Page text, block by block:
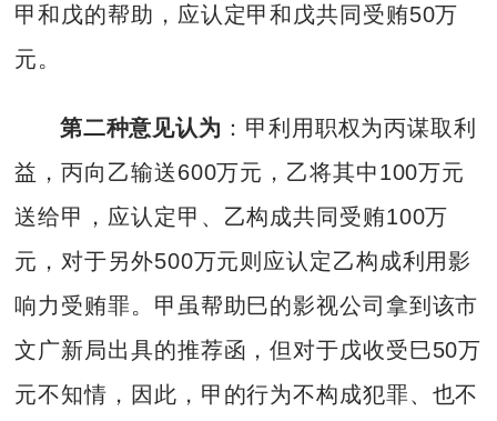
甲和戊的帮助，应认定甲和戊共同受贿50万
元。
第二种意见认为 ：甲利用职权为丙谋取利
益，丙向乙输送600万元，乙将其中100万元
送给甲，应认定甲、乙构成共同受贿100万
元，对于另外500万元则应认定乙构成利用影
响力受贿罪。甲虽帮助巳的影视公司拿到该市
文广新局出具的推荐函，但对于戊收受巳50万
元不知情，因此，甲的行为不构成犯罪、也不